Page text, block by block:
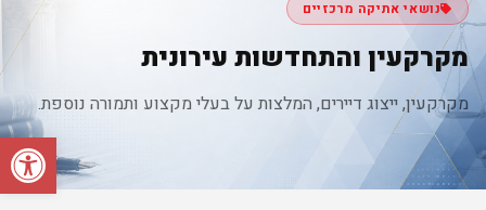
פתח
נושאי אתיקה מרכזיים
מקרקעין והתחדשות עירונית
מקרקעין, ייצוג דיירים, המלצות על בעלי מקצוע ותמורה נוספת.